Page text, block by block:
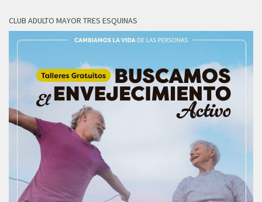
CLUB ADULTO MAYOR TRES ESQUINAS